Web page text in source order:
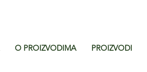
O PROIZVODIMA PROIZVODI